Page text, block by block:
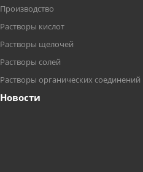
Производство
Растворы кислот
Растворы щелочей
Растворы солей
Растворы органических соединений
Новости